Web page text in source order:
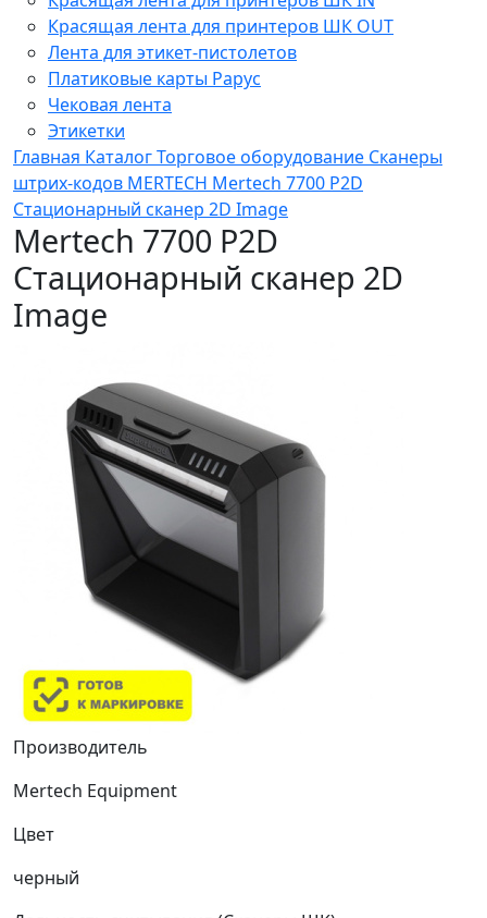
Красящая лента для принтеров ШК OUT
Лента для этикет-пистолетов
Платиковые карты Рарус
Чековая лента
Этикетки
Главная КаталогТорговое оборудование Сканеры
штрих-кодов MERTECH Mertech 7700 P2D
Стационарный сканер 2D Image
Mertech 7700 P2D
Стационарный сканер 2D
Image
Производитель
Mertech Equipment
Цвет
черный